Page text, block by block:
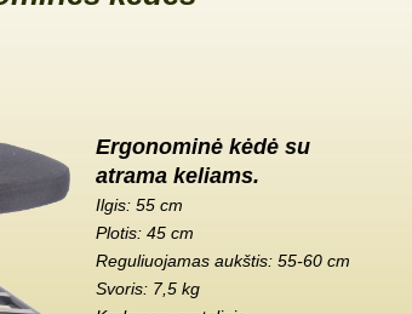
Ergonominė kėdė su
atrama keliams.
Ilgis: 55 cm
Plotis: 45 cm
Reguliuojamas aukštis: 55-60 cm
Svoris: 7,5 kg